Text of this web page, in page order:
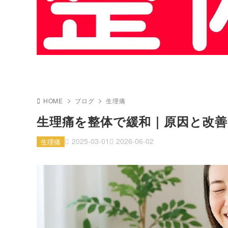
HOME ブログ 生理痛
生理痛を整体で緩和｜原因と改
2025-03-01 2026-06-02
生理痛